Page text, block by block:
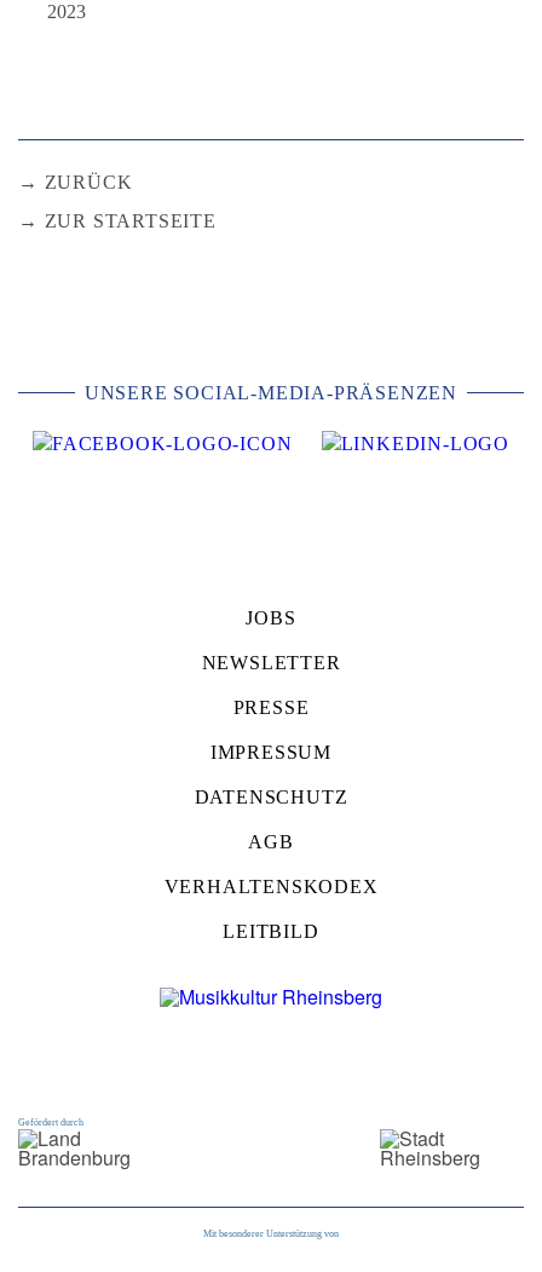
2023
ZURÜCK
ZUR STARTSEITE
UNSERE SOCIAL-MEDIA-PRÄSENZEN
JOBS
NEWSLETTER
PRESSE
IMPRESSUM
DATENSCHUTZ
AGB
VERHALTENSKODEX
LEITBILD
Gefördert durch
Mit besonderer Unterstützung von